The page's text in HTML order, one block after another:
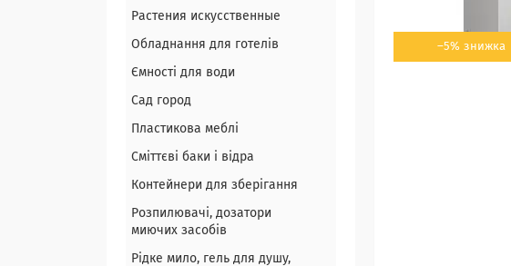
–5%
Растения искусственные
Обладнання для готелів
Ємності для води
Сад город
Пластикова меблі
Сміттєві баки і відра
Контейнери для зберігання
Розпилювачі, дозатори
миючих засобів
Рідке мило, гель для душу,